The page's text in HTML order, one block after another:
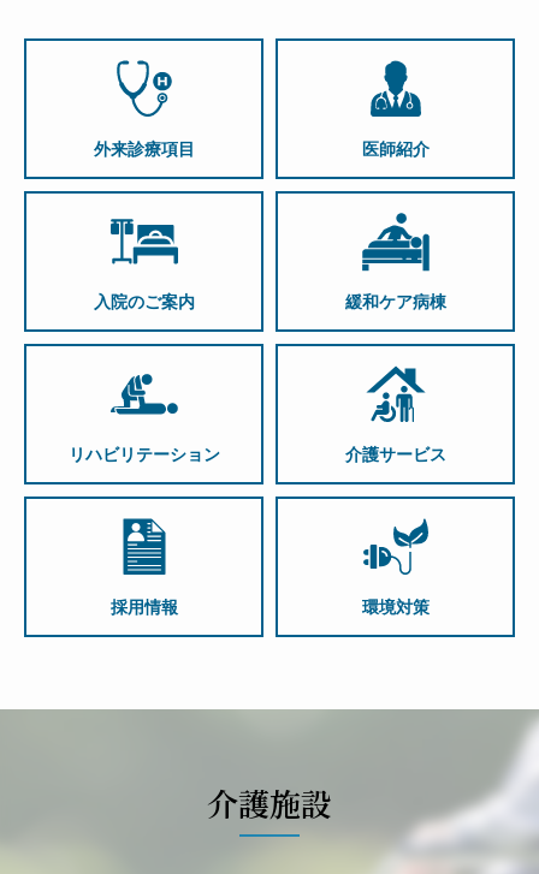
外来診療項目 医師紹介
入院のご案内 緩和ケア病棟
リハビリテーション 介護サービス
採用情報 環境対策
介護施設